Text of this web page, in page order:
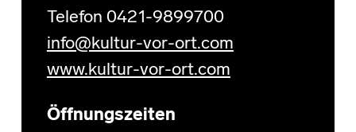
Telefon 0421-9899700
info@kultur-vor-ort.com
www.kultur-vor-ort.com
Öffnungszeiten